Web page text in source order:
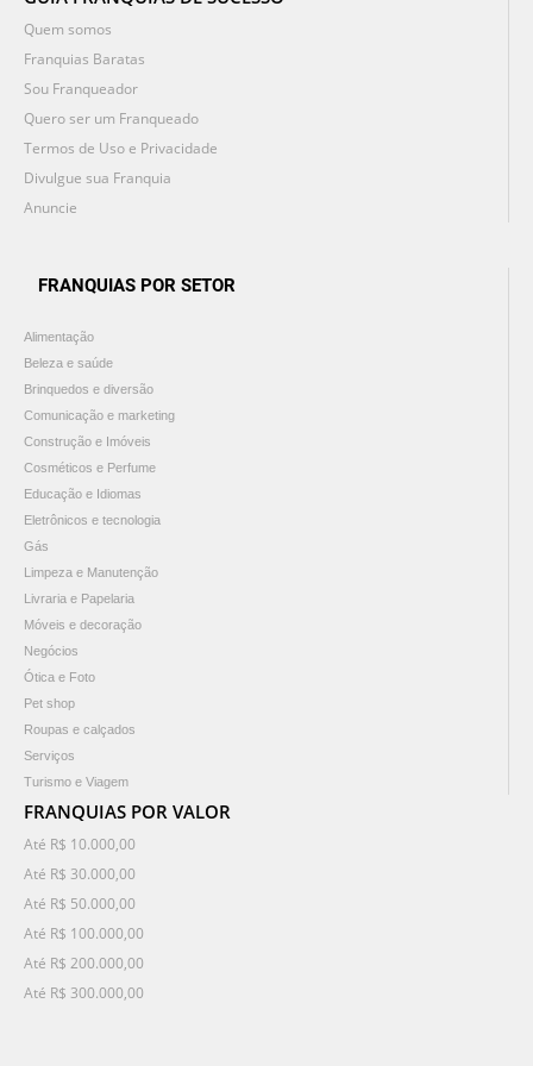
Quem somos
Franquias Baratas
Sou Franqueador
Quero ser um Franqueado
Termos de Uso e Privacidade
Divulgue sua Franquia
Anuncie
FRANQUIAS POR SETOR
Alimentação
Beleza e saúde
Brinquedos e diversão
Comunicação e marketing
Construção e Imóveis
Cosméticos e Perfume
Educação e Idiomas
Eletrônicos e tecnologia
Gás
Limpeza e Manutenção
Livraria e Papelaria
Móveis e decoração
Negócios
Ótica e Foto
Pet shop
Roupas e calçados
Serviços
Turismo e Viagem
FRANQUIAS POR VALOR
Até R$ 10.000,00
Até R$ 30.000,00
Até R$ 50.000,00
Até R$ 100.000,00
Até R$ 200.000,00
Até R$ 300.000,00